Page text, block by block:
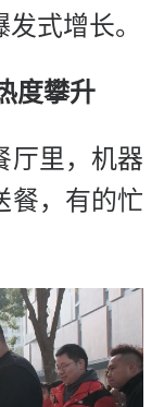
式增长。
度攀升
厅里，机器
餐，有的忙